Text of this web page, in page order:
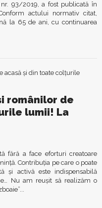
93/2019, a fost publicată în
actului normativ citat,
la 65 de ani, cu continuarea
românilor de
lumii! La
fără a face eforturi creatoare
Contribuţia pe care o poate
şi activă este indispensabilă
Nu am reuşit să realizăm o